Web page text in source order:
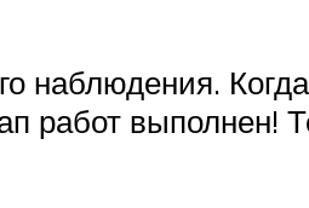
наблюдения.
работ выполнен!